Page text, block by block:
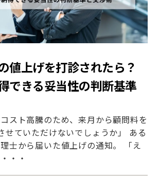
値上げを打診されたら？
できる妥当性の判断基準
コスト高騰のため、来月から顧問料を
せていただけないでしょうか」 ある
士から届いた値上げの通知。 「え
・・